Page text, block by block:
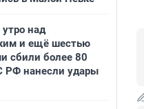
утро над
и ещё шестью
сбили более 80
РФ нанесли удары